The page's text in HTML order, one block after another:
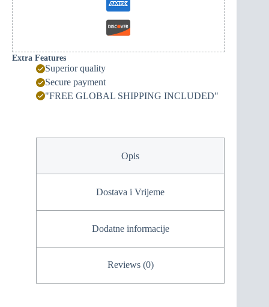
Extra Features
Superior quality
Secure payment
"FREE GLOBAL SHIPPING INCLUDED"
Opis
Dostava i Vrijeme
Dodatne informacije
Reviews (0)